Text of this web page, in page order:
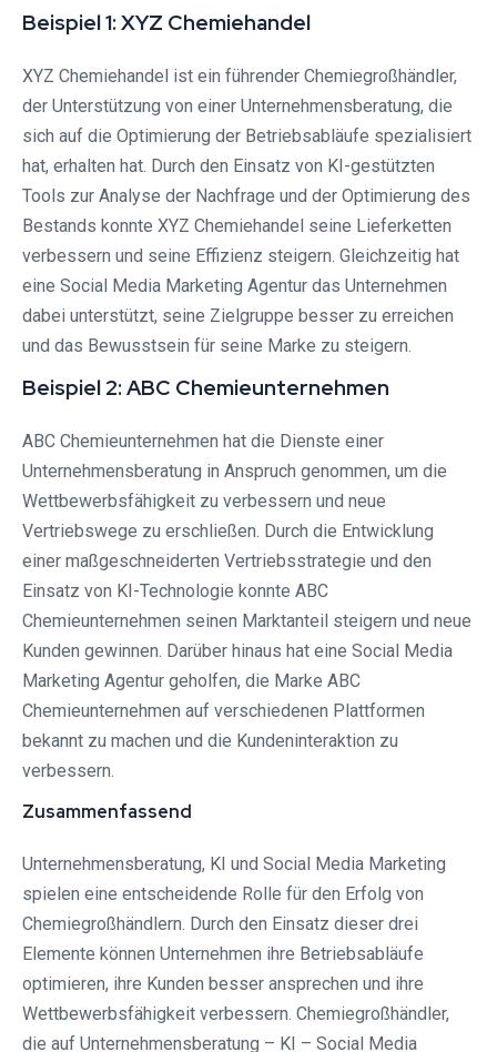
Beispiel 1: XYZ Chemiehandel
XYZ Chemiehandel ist ein führender Chemiegroßhändler,
der Unterstützung von einer Unternehmensberatung, die
sich auf die Optimierung der Betriebsabläufe spezialisiert
hat, erhalten hat. Durch den Einsatz von KI-gestützten
Tools zur Analyse der Nachfrage und der Optimierung des
Bestands konnte XYZ Chemiehandel seine Lieferketten
verbessern und seine Effizienz steigern. Gleichzeitig hat
eine Social Media Marketing Agentur das Unternehmen
dabei unterstützt, seine Zielgruppe besser zu erreichen
und das Bewusstsein für seine Marke zu steigern.
Beispiel 2: ABC Chemieunternehmen
ABC Chemieunternehmen hat die Dienste einer
Unternehmensberatung in Anspruch genommen, um die
Wettbewerbsfähigkeit zu verbessern und neue
Vertriebswege zu erschließen. Durch die Entwicklung
einer maßgeschneiderten Vertriebsstrategie und den
Einsatz von KI-Technologie konnte ABC
Chemieunternehmen seinen Marktanteil steigern und neue
Kunden gewinnen. Darüber hinaus hat eine Social Media
Marketing Agentur geholfen, die Marke ABC
Chemieunternehmen auf verschiedenen Plattformen
bekannt zu machen und die Kundeninteraktion zu
verbessern.
Zusammenfassend
Unternehmensberatung, KI und Social Media Marketing
spielen eine entscheidende Rolle für den Erfolg von
Chemiegroßhändlern. Durch den Einsatz dieser drei
Elemente können Unternehmen ihre Betriebsabläufe
optimieren, ihre Kunden besser ansprechen und ihre
Wettbewerbsfähigkeit verbessern. Chemiegroßhändler,
die auf Unternehmensberatung – KI – Social Media